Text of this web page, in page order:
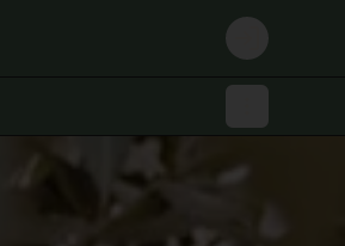
Login